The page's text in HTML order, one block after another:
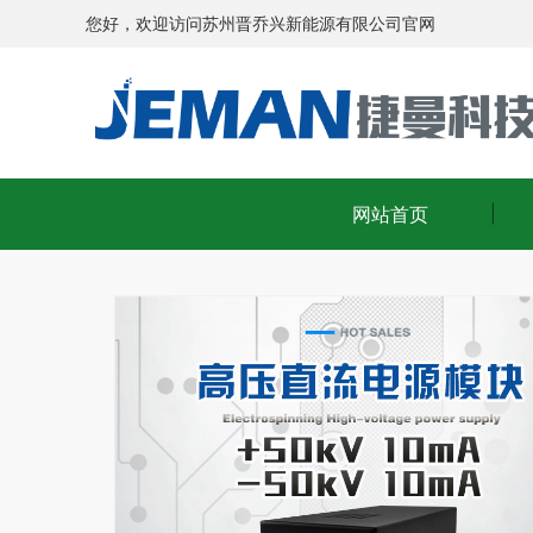
您好，欢迎访问苏州晋乔兴新能源有限公司官网
网站首页